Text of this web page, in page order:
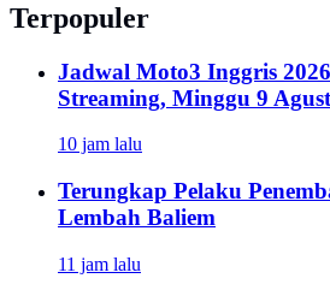
Terpopuler
Jadwal Moto3 Inggris
Streaming, Minggu 9
10 jam lalu
Terungkap Pelaku
Lembah Baliem
11 jam lalu